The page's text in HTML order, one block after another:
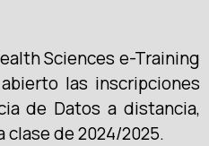
Sciences e-Training
las inscripciones
de Datos a distancia,
clase de 2024/2025.